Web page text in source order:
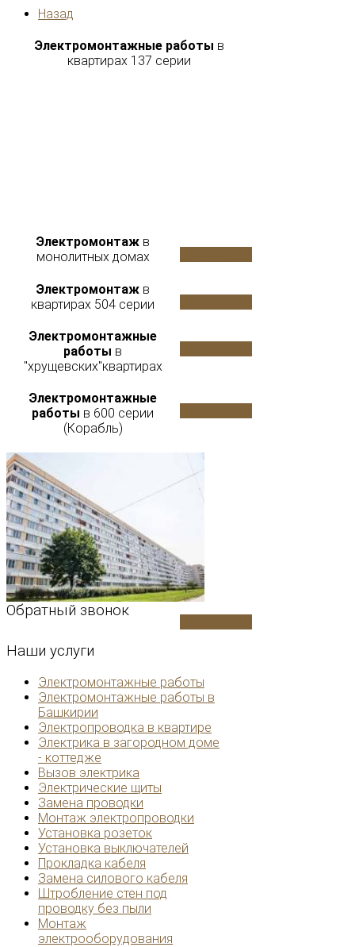
Назад
Электромонтажные работы в
квартирах 137 серии
Электромонтаж в
монолитных домах
Электромонтаж в
квартирах 504 серии
Электромонтажные
работы в
"хрущевских"квартирах
Электромонтажные
работы в 600 серии
(Корабль)
Обратный звонок
Наши услуги
Электромонтажные работы
Электромонтажные работы в
Башкирии
Электропроводка в квартире
Электрика в загородном доме
- коттедже
Вызов электрика
Электрические щиты
Замена проводки
Монтаж электропроводки
Установка розеток
Установка выключателей
Прокладка кабеля
Замена силового кабеля
Штробление стен под
проводку без пыли
Монтаж
электрооборудования